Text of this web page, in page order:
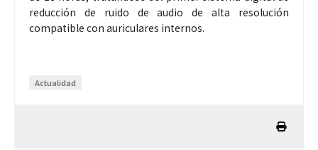
reducción de ruido de audio de alta resolución
compatible con auriculares internos.
Actualidad